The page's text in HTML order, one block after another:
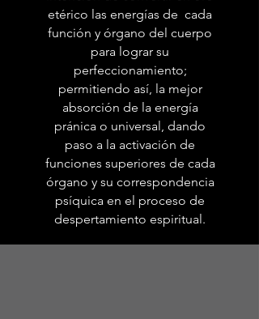
etérico las energías de cada
función y órgano del cuerpo
para lograr su
perfeccionamiento;
permitiendo así, la mejor
absorción de la energía
pránica o universal, dando
paso a la activación de
funciones superiores de cada
órgano y su correspondencia
psíquica en el proceso de
despertamiento espiritual.